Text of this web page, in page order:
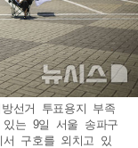
선거 투표용지 부족
는 9일 서울 송파구
서 구호를 외치고 있